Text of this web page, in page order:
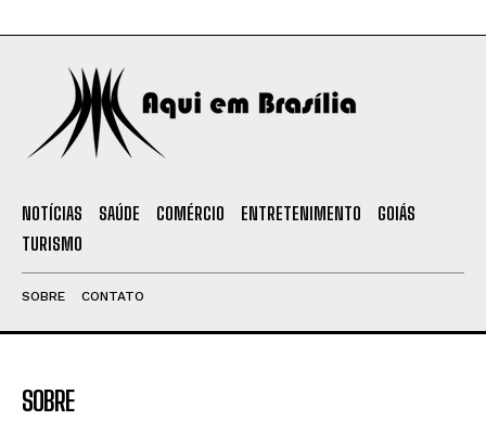
NOTÍCIAS SAÚDE COMÉRCIO ENTRETENIMENTO
GOIÁS
TURISMO
SOBRE CONTATO
SOBRE